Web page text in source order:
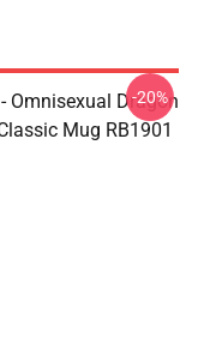
Omnisexual Dragon
Mug RB1901
-20%